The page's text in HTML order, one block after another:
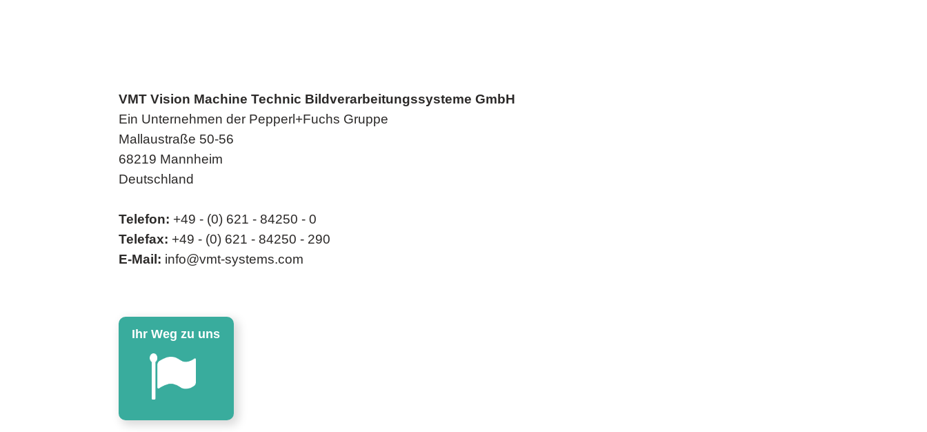
VMT Vision Machine Technic Bildverarbeitungssysteme GmbH
Ein Unternehmen der Pepperl+Fuchs Gruppe
Mallaustraße 50-56
68219 Mannheim
Deutschland
Telefon: +49 - (0) 621 - 84250 - 0
Telefax: +49 - (0) 621 - 84250 - 290
E-Mail: info@vmt-systems.com
Ihr Weg zu uns